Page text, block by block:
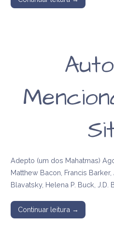
Adepto (um dos Mahatmas)
Matthew Bacon, Francis Barker,
Blavatsky, Helena P. Buck, J.D.
Continuar leitura →